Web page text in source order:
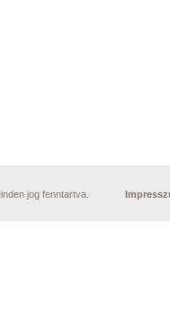
jog fenntartva.